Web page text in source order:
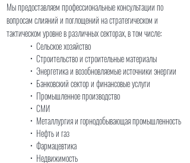
Мы предоставляем профессиональные консультации по
вопросам слияний и поглощений на стратегическом и
тактическом уровне в различных секторах, в том числе:
• Сельское хозяйство
• Строительство и строительные материалы
• Энергетика и возобновляемые источники энергии
• Банковский сектор и финансовые услуги
• Промышленное производство
• СМИ
• Металлургия и горнодобывающая промышленность
• Нефть и газ
• Фармацевтика
• Недвижимость